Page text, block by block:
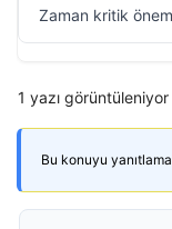
Zaman kritik
1 yazı
Bu konuyu